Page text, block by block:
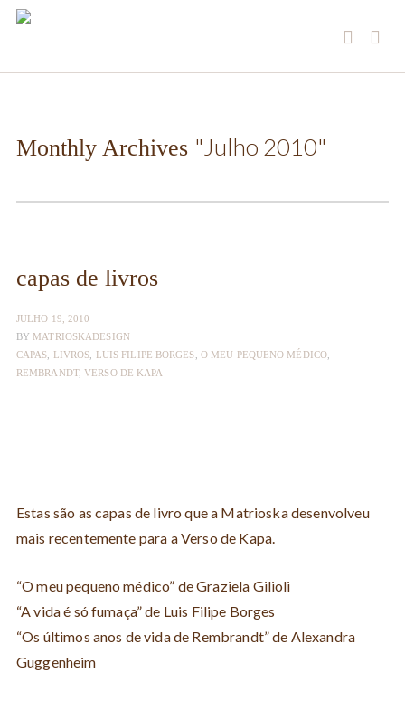
Monthly Archives "Julho 2010"
capas de livros
JULHO 19, 2010
BY MATRIOSKADESIGN
CAPAS
LIVROS LUIS FILIPE BORGES O MEU PEQUENO MÉDICO
REMBRANDT,VERSO DE KAPA
Estas são as capas de livro que a Matrioska desenvolveu
mais recentemente para a Verso de Kapa.
“O meu pequeno médico” de Graziela Gilioli
“A vida é só fumaça” de Luis Filipe Borges
“Os últimos anos de vida de Rembrandt” de Alexandra
Guggenheim